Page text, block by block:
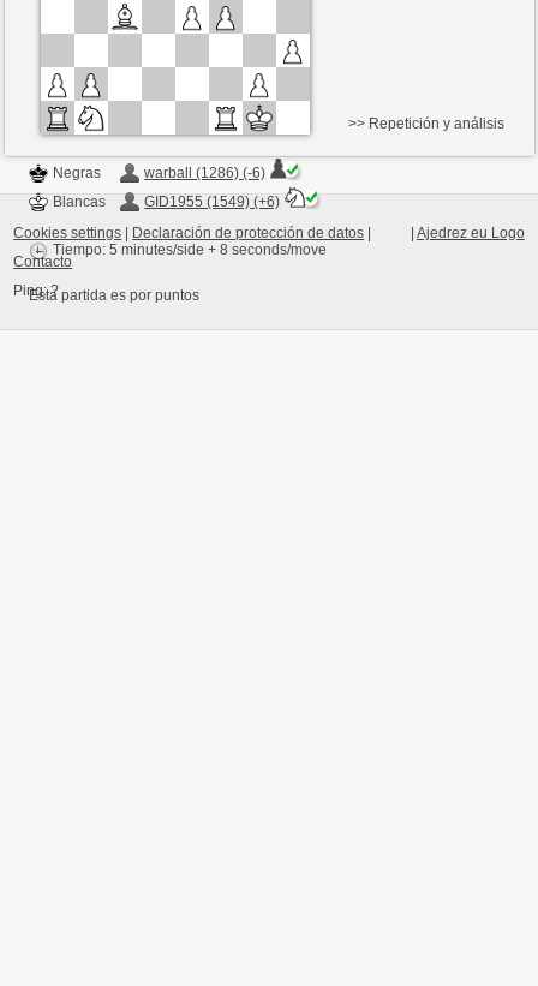
Negras
warball (1286) (-6)
Blancas
GID1955 (1549) (+6)
Tiempo: 5 minutes/side + 8 seconds/move
Esta partida es por puntos
>> Repetición y análisis
Ajedrez eu Logo
Cookies settings Declaración de protección de datos
Contacto
Ping:?